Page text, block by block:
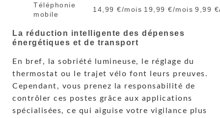
Téléphonie
mobile
14,99 €/mois 19,99 €/mois 9,99
La réduction intelligente des dépenses
énergétiques et de transport
En bref, la sobriété lumineuse, le réglage du
thermostat ou le trajet vélo font leurs preuves.
Cependant, vous prenez la responsabilité de
contrôler ces postes grâce aux applications
spécialisées, ce qui aiguise votre vigilance plus